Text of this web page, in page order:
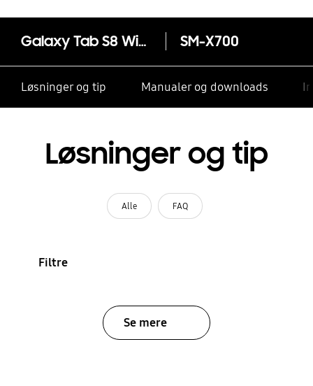
Galaxy Tab S8 Wi-Fi SM-X700
Løsninger og tip Manualer og downloads
Løsninger og tip
Alle FAQ
Filtre
Se mere